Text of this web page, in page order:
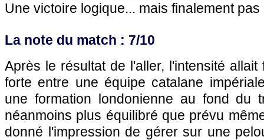
Une victoire logique... mais finalement pas
La note du match : 7/10
Après le résultat de l'aller, l'intensité allait
forte entre une équipe catalane
une formation londonienne au fond du
néanmoins plus équilibré que prévu
donné l'impression de gérer sur une